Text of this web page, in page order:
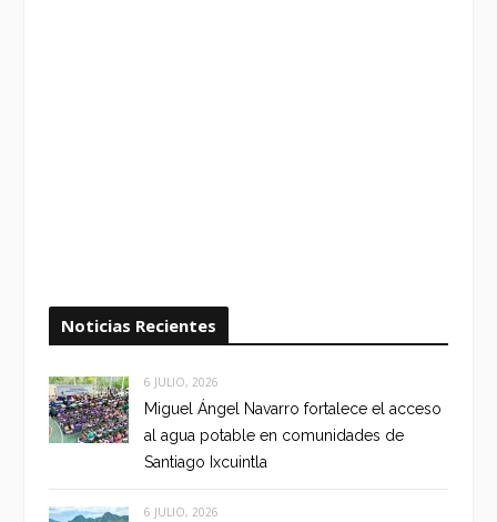
Noticias Recientes
6 JULIO, 2026
Miguel Ángel Navarro fortalece el acceso
al agua potable en comunidades de
Santiago Ixcuintla
6 JULIO, 2026